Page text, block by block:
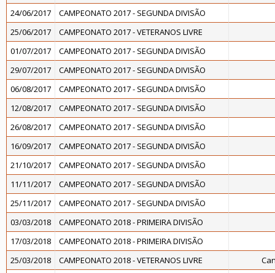
24/06/2017
CAMPEONATO 2017 - SEGUNDA DIVISÃO
25/06/2017
CAMPEONATO 2017 - VETERANOS LIVRE
01/07/2017
CAMPEONATO 2017 - SEGUNDA DIVISÃO
29/07/2017
CAMPEONATO 2017 - SEGUNDA DIVISÃO
06/08/2017
CAMPEONATO 2017 - SEGUNDA DIVISÃO
12/08/2017
CAMPEONATO 2017 - SEGUNDA DIVISÃO
26/08/2017
CAMPEONATO 2017 - SEGUNDA DIVISÃO
16/09/2017
CAMPEONATO 2017 - SEGUNDA DIVISÃO
21/10/2017
CAMPEONATO 2017 - SEGUNDA DIVISÃO
11/11/2017
CAMPEONATO 2017 - SEGUNDA DIVISÃO
25/11/2017
CAMPEONATO 2017 - SEGUNDA DIVISÃO
03/03/2018
CAMPEONATO 2018 - PRIMEIRA DIVISÃO
17/03/2018
CAMPEONATO 2018 - PRIMEIRA DIVISÃO
25/03/2018
CAMPEONATO 2018 - VETERANOS LIVRE